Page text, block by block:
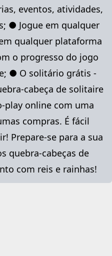
eventos, atividades,
● Jogue em qualquer
qualquer plataforma
o progresso do jogo
● O solitário grátis -
cabeça de solitaire
play online com uma
compras. É fácil
Prepare-se para a sua
quebra-cabeças de
com reis e rainhas!